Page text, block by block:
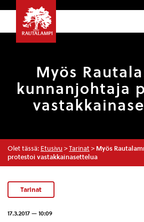
Myös
kunnanjohtaja
Olet tässä: Etusivu > Tarinat > Myös
protestoi vastakkainasettelua
Tarinat
17.3.2017 — 10:09